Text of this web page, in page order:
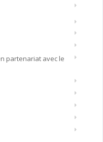
partenariat avec le